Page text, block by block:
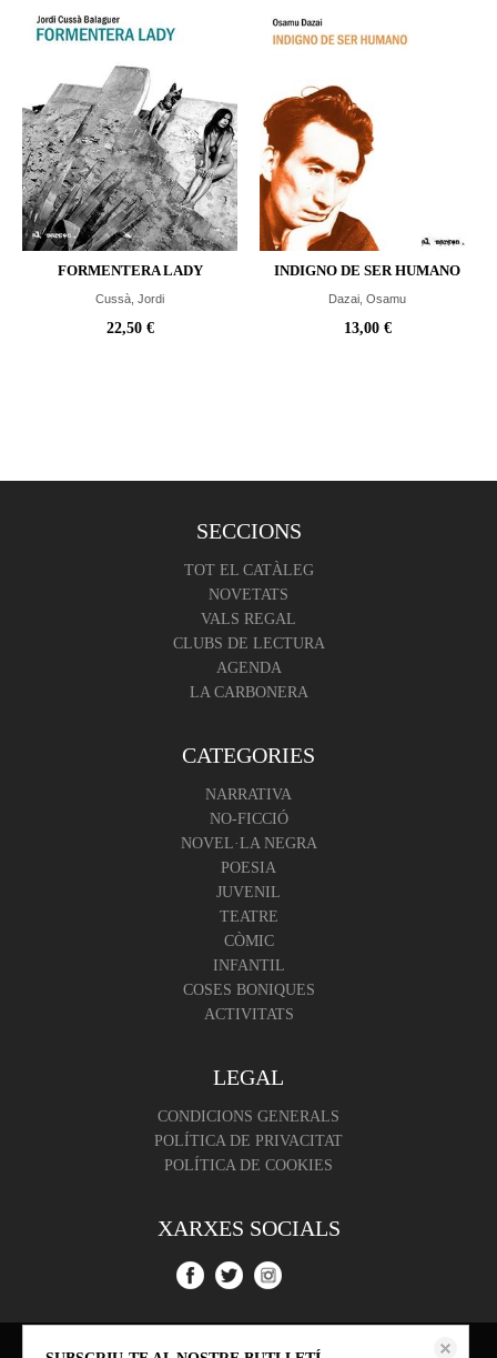
FORMENTERA LADY
Cussà, Jordi
22,50 €
INDIGNO DE SER HUMANO
Dazai, Osamu
13,00 €
SECCIONS
TOT EL CATÀLEG
NOVETATS
VALS REGAL
CLUBS DE LECTURA
AGENDA
LA CARBONERA
CATEGORIES
NARRATIVA
NO-FICCIÓ
NOVEL·LA NEGRA
POESIA
JUVENIL
TEATRE
CÒMIC
INFANTIL
COSES BONIQUES
ACTIVITATS
LEGAL
CONDICIONS GENERALS
POLÍTICA DE PRIVACITAT
POLÍTICA DE COOKIES
XARXES SOCIALS